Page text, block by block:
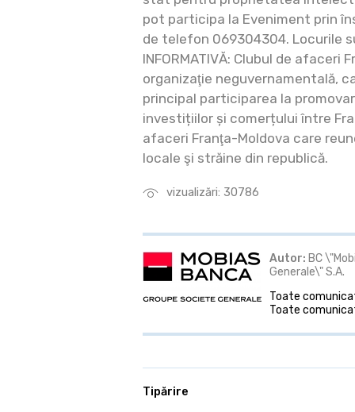
vizualizări: 30786
pot participa la Eveniment prin
de telefon 069304304. Locurile
INFORMATIVĂ: Clubul de afaceri
organizaţie neguvernamentală,
principal participarea la
investițiilor și comerțului între
afaceri Franţa-Moldova care
locale şi străine din republică.
Autor: BC
Generale\" S.A.
Toate
Toate
Tipărire